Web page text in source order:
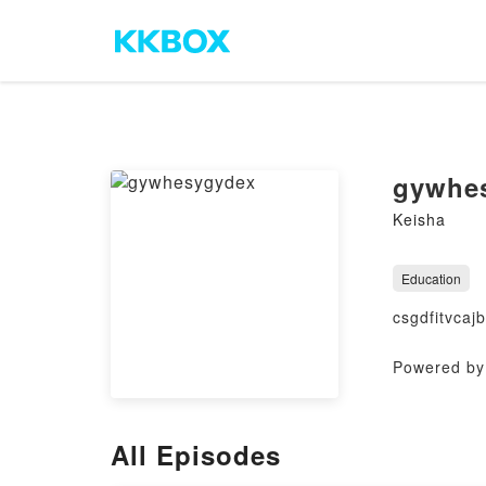
Keisha
Education
csgdfitvcajb
Powered
All Episodes